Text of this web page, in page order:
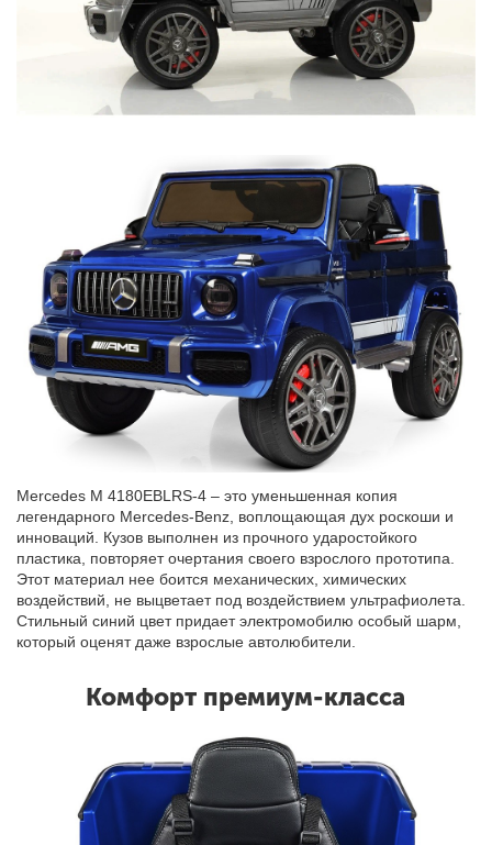
Mercedes M 4180EBLRS-4 – это уменьшенная копия
легендарного Mercedes-Benz, воплощающая дух роскоши и
инноваций. Кузов выполнен из прочного ударостойкого
пластика, повторяет очертания своего взрослого прототипа.
Этот материал нее боится механических, химических
воздействий, не выцветает под воздействием ультрафиолета.
Стильный синий цвет придает электромобилю особый шарм,
который оценят даже взрослые автолюбители.
Комфорт премиум-класса